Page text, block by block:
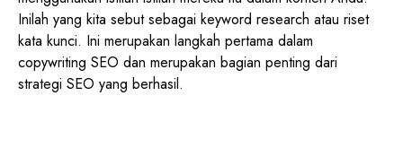
Inilah yang kita sebut sebagai keyword research atau riset
kata kunci. Ini merupakan langkah pertama dalam
copywriting SEO dan merupakan bagian penting dari
strategi SEO yang berhasil.